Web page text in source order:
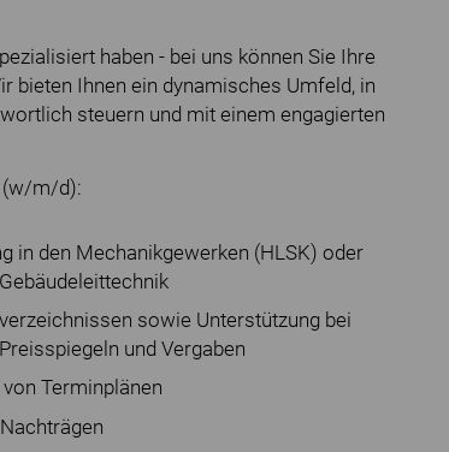
haben - bei uns können Sie Ihre
bieten Ihnen ein dynamisches Umfeld, in
steuern und mit einem engagierten
(w/m/d):
in den Mechanikgewerken (HLSK) oder
sowie Unterstützung bei
und Vergaben
Terminplänen